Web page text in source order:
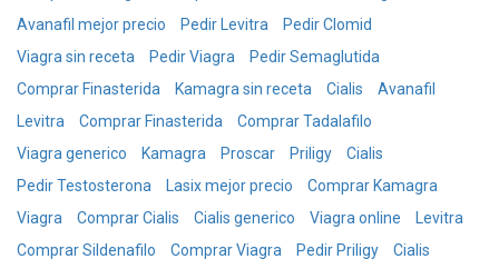
Avanafil mejor precio
Pedir Levitra
Pedir Clomid
Viagra sin receta
Pedir Viagra
Pedir Semaglutida
Comprar Finasterida
Kamagra sin receta Cialis
Avanafil
Levitra
Comprar Finasterida
Comprar Tadalafilo
Viagra generico
Kamagra Proscar Priligy
Cialis
Pedir Testosterona
Lasix mejor precio
Comprar Kamagra
Viagra
Comprar Cialis Cialis generico Viagra online
Levitra
Comprar Sildenafilo
Comprar Viagra Pedir Priligy
Cialis